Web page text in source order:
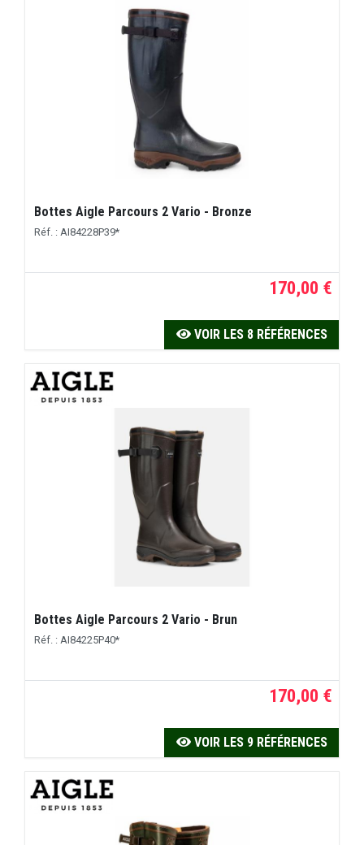
Bottes Aigle Parcours 2 Vario - Bronze
Réf. : AI84228P39*
170,00 €
VOIR LES 8 RÉFÉRENCES
Bottes Aigle Parcours 2 Vario - Brun
Réf. : AI84225P40*
170,00 €
VOIR LES 9 RÉFÉRENCES